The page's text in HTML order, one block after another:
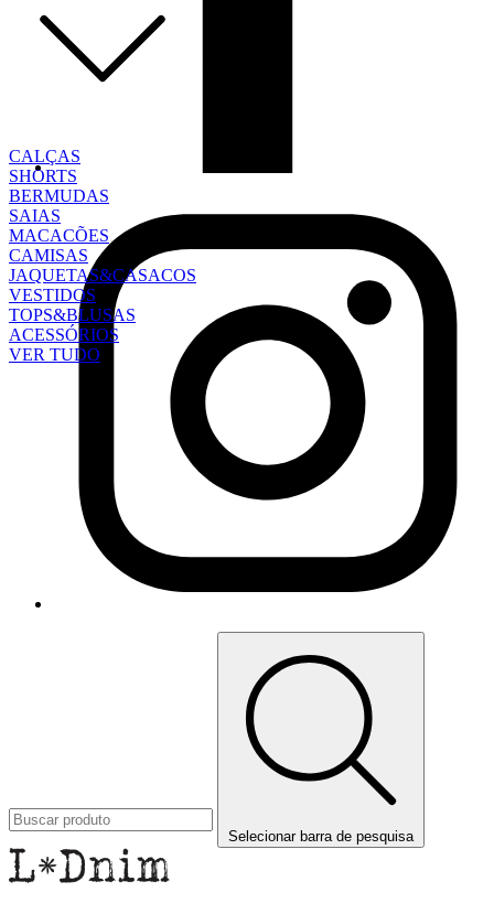
CALÇAS
SHORTS
BERMUDAS
SAIAS
MACACÕES
CAMISAS
JAQUETAS&CASACOS
VESTIDOS
TOPS&BLUSAS
ACESSÓRIOS
VER TUDO
Selecionar barra de pesquisa